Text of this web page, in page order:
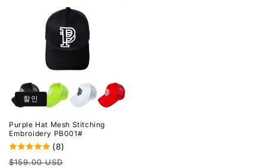
할인
Purple Hat Mesh Stitching
Embroidery PB001#
(8)
정
$159.00 USD